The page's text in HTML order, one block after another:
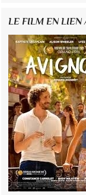
LE FILM EN LIEN